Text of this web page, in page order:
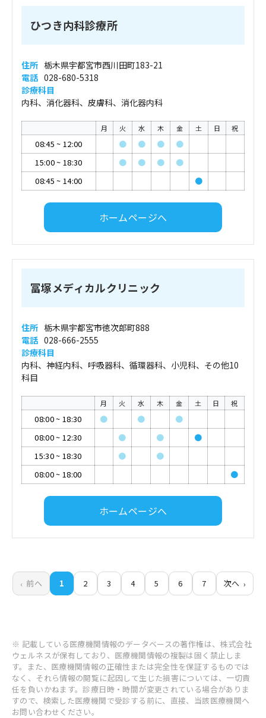
ひつき内科診療所
住所 栃木県宇都宮市西川田町183-21
電話 028-680-5318
診療科目
内科、消化器科、皮膚科、消化器内科
月 火 水 木 金 土 日 祝
08:45 ~ 12:00 ● ● ●
●
15:00~ 18:30 ● ● ●
●
08:45 ~ 14:00 ●
ホームページへ
冨塚メディカルクリニック
住所 栃木県宇都宮市徳次郎町888
電話 028-666-2555
診療科目
内科、神経内科、呼吸器科、循環器科、小児科、その他10
科目
月 火 水 木 金 土 日 祝
08:00~ 18:30 ● ●
●
08:00~ 12:30 ● ●
●
15:30~ 18:30 ●
●
08:00~ 18:00 ●
ホームページへ
前へ 1 2 3 4 5 6 7 次へ
※ 記載している医療機関情報のデータベースの著作権は、株式会社
ウェルネスが保有しており、医療機関情報の複製は固く禁止しま
す。また、医療機関情報の正確性または完全性を保証するものでは
なく、それら情報の閲覧に起因して生じた損害については、一切責
任を負いかねます。診療日時・時間が変更されている場合がありま
すので、検索した医療機関で受診する前に、直接、当該医療機関へ
お問い合わせください。